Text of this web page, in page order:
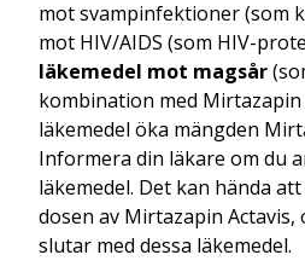
mot svampinfektioner (som
mot HIV/AIDS (som HIV-
läkemedel mot magsår
kombination med Mirtazapin
läkemedel öka mängden
Informera din läkare om du
läkemedel. Det kan hända
dosen av Mirtazapin Actavis,
slutar med dessa läkemedel.